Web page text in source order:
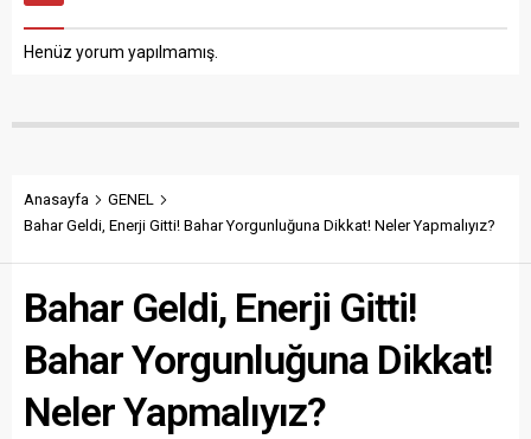
Henüz yorum yapılmamış.
Anasayfa
GENEL
Bahar Geldi, Enerji Gitti! Bahar Yorgunluğuna Dikkat! Neler Yapmalıyız?
Bahar Geldi, Enerji Gitti!
Bahar Yorgunluğuna Dikkat!
Neler Yapmalıyız?